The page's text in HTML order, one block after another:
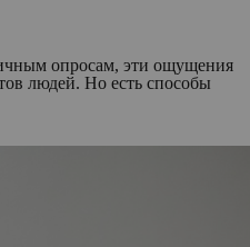
опросам, эти ощущения
людей. Но есть способы